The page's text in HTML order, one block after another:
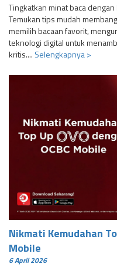
Tingkatkan minat baca
Temukan tips mudah
memilih bacaan favorit,
teknologi digital untuk
kritis.... Selengkapnya >
Nikmati Kemudahan
Mobile
6 April 2026